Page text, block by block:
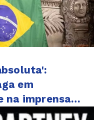
em
na imprensa